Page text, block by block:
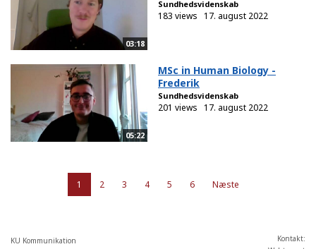
03:18
Sundhedsvidenskab
183 views 17. august 2022
05:22
MSc in Human Biology -
Frederik
Sundhedsvidenskab
201 views 17. august 2022
1 2 3 4 5 6 Næste
KU Kommunikation
Kontakt: